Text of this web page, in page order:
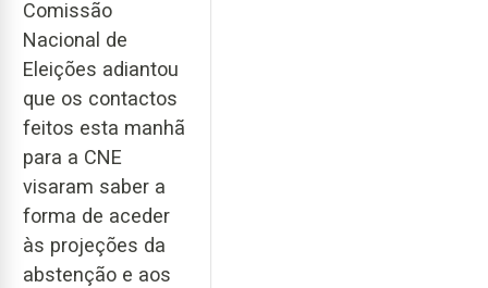
Comissão
Nacional de
Eleições adiantou
que os contactos
feitos esta manhã
para a CNE
visaram saber a
forma de aceder
às projeções da
abstenção e aos